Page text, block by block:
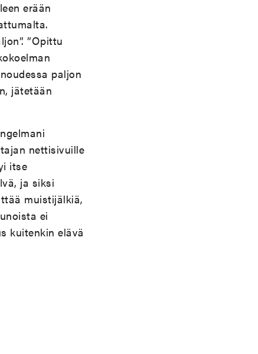
erään
”Opittu
paljon
jätetään
nettisivuille
itse
ja siksi
muistijälkiä,
ei
kuitenkin elävä